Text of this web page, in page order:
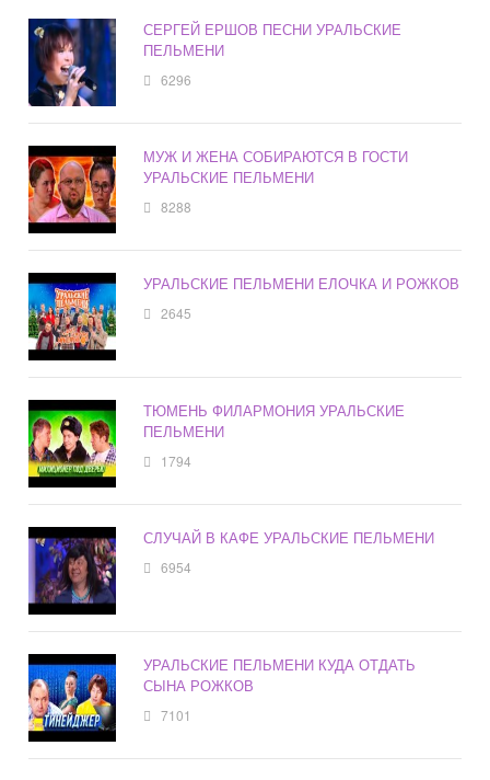
СЕРГЕЙ ЕРШОВ ПЕСНИ УРАЛЬСКИЕ
ПЕЛЬМЕНИ
6296
МУЖ И ЖЕНА СОБИРАЮТСЯ В ГОСТИ
УРАЛЬСКИЕ ПЕЛЬМЕНИ
8288
УРАЛЬСКИЕ ПЕЛЬМЕНИ ЕЛОЧКА И РОЖКОВ
2645
ТЮМЕНЬ ФИЛАРМОНИЯ УРАЛЬСКИЕ
ПЕЛЬМЕНИ
1794
СЛУЧАЙ В КАФЕ УРАЛЬСКИЕ ПЕЛЬМЕНИ
6954
УРАЛЬСКИЕ ПЕЛЬМЕНИ КУДА ОТДАТЬ
СЫНА РОЖКОВ
7101